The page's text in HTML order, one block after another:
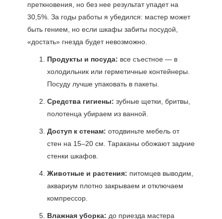
преткновения, но без нее результат упадет на
30,5%. За годы работы я убедился: мастер может
быть гением, но если шкафы забиты посудой,
«достать» гнезда будет невозможно.
Продукты и посуда: все съестное — в
холодильник или герметичные контейнеры.
Посуду лучше упаковать в пакеты.
Средства гигиены: зубные щетки, бритвы,
полотенца убираем из ванной.
Доступ к стенам: отодвиньте мебель от
стен на 15–20 см. Тараканы обожают задние
стенки шкафов.
Животные и растения: питомцев выводим,
аквариум плотно закрываем и отключаем
компрессор.
Влажная уборка: до приезда мастера